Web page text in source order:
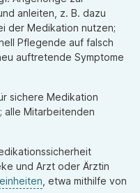
anleiten, z. B. dazu
der Medikation nutzen;
Pflegende auf falsch
auftretende Symptome
sichere Medikation
alle Mitarbeitenden
und Arzt oder Ärztin
, etwa mithilfe von